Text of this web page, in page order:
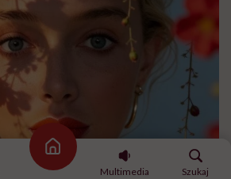
Strona główna
Multimedia
Szukaj